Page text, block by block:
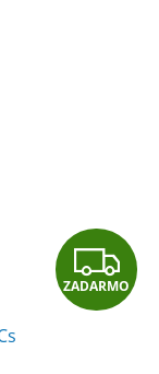
Z
A
ZADARMO